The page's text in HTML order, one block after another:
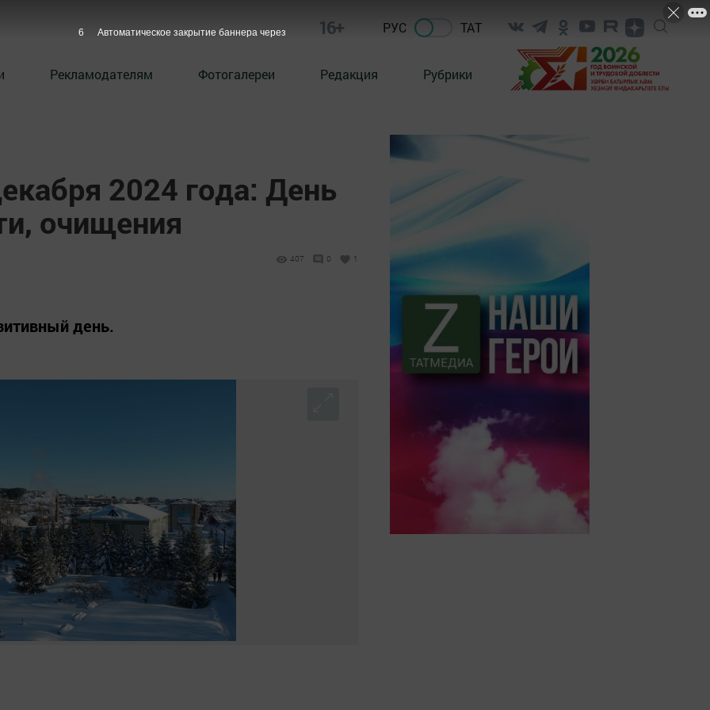
16+ РУС ТАТ
Рекламодателям Фотогалереи Редакция Рубрики
2024 года: День
очищения
407 0 1
день.
4 Автоматическое закрытие баннера через